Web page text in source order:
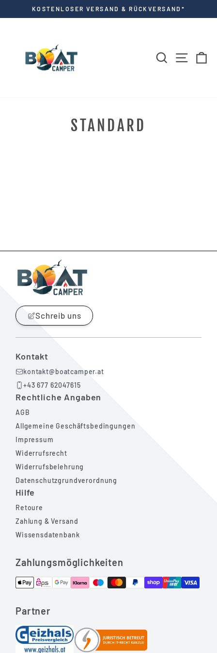
zum
Pause
KOSTENLOSER VERSAND & RÜCKVERSAND*
SUCHE
STANDARD
Schreib uns
Kontakt
kontakt@boatcamper.at
+43 677 62047615
Rechtliche Angaben
AGB
Allgemeine Geschäftsbedingungen
Impressum
Widerrufsrecht
Widerrufsbelehrung
Datenschutzgrundverordnung
Hilfe
Retoure
Zahlung & Versand
Wissensdatenbank
Zahlungsmöglichkeiten
Partner